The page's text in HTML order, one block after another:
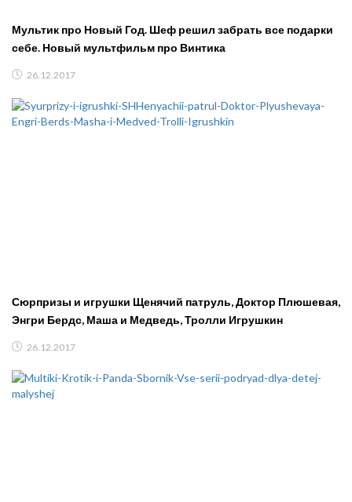
Мультик про Новый Год. Шеф решил забрать все подарки
себе. Новый мультфильм про Винтика
26.12.2017
Сюрпризы и игрушки Щенячий патруль, Доктор Плюшевая,
Энгри Бердс, Маша и Медведь, Тролли Игрушкин
26.12.2017